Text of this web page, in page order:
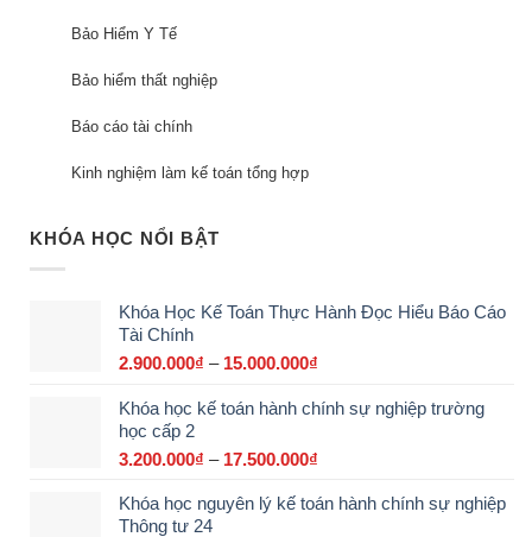
Bảo Hiểm Y Tế
Bảo hiểm thất nghiệp
Báo cáo tài chính
Kinh nghiệm làm kế toán tổng hợp
KHÓA HỌC NỔI BẬT
Khóa Học Kế Toán Thực Hành Đọc Hiểu Báo Cáo
Tài Chính
2.900.000₫ – 15.000.000₫
từ
Khóa học kế toán hành chính sự nghiệp trường
học cấp 2
3.200.000₫ – 17.500.000₫
từ
Khóa học nguyên lý kế toán hành chính sự nghiệp
Thông tư 24